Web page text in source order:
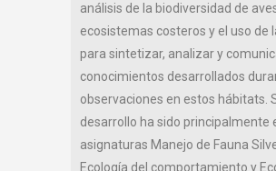
análisis de la biodiversidad de
ecosistemas costeros y el uso de
para sintetizar, analizar y
conocimientos desarrollados
observaciones en estos hábitats.
desarrollo ha sido principalmente
asignaturas Manejo de Fauna
Ecología del comportamiento y